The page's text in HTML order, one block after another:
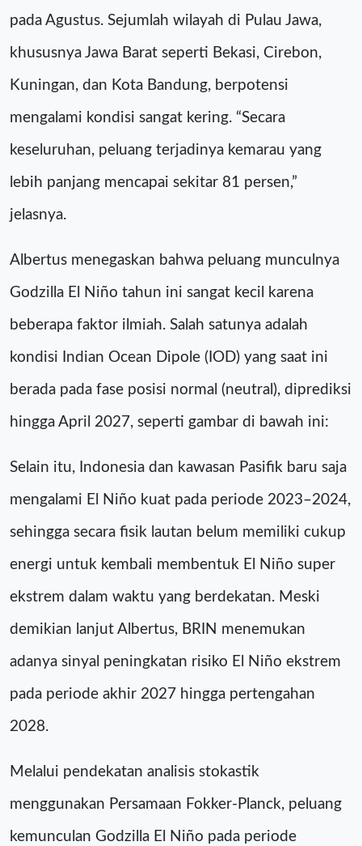
pada Agustus. Sejumlah wilayah di Pulau Jawa,
khususnya Jawa Barat seperti Bekasi, Cirebon,
Kuningan, dan Kota Bandung, berpotensi
mengalami kondisi sangat kering. “Secara
keseluruhan, peluang terjadinya kemarau yang
lebih panjang mencapai sekitar 81 persen,”
jelasnya.
Albertus menegaskan bahwa peluang munculnya
Godzilla El Niño tahun ini sangat kecil karena
beberapa faktor ilmiah. Salah satunya adalah
kondisi Indian Ocean Dipole (IOD) yang saat ini
berada pada fase posisi normal (neutral), diprediksi
hingga April 2027, seperti gambar di bawah ini:
Selain itu, Indonesia dan kawasan Pasifik baru saja
mengalami El Niño kuat pada periode 2023–2024,
sehingga secara fisik lautan belum memiliki cukup
energi untuk kembali membentuk El Niño super
ekstrem dalam waktu yang berdekatan. Meski
demikian lanjut Albertus, BRIN menemukan
adanya sinyal peningkatan risiko El Niño ekstrem
pada periode akhir 2027 hingga pertengahan
2028.
Melalui pendekatan analisis stokastik
menggunakan Persamaan Fokker-Planck, peluang
kemunculan Godzilla El Niño pada periode